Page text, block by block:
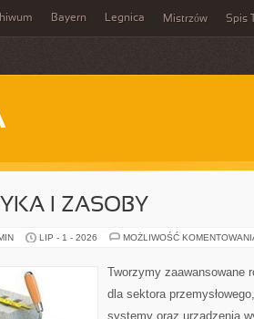
Bayern Legnica Mistrzów Spis
I ZASOBY
LIP - 1 - 2026 MOŻLIWOŚĆ
Tworzymy zaawansowane
dla sektora
systemy oraz urządzenia